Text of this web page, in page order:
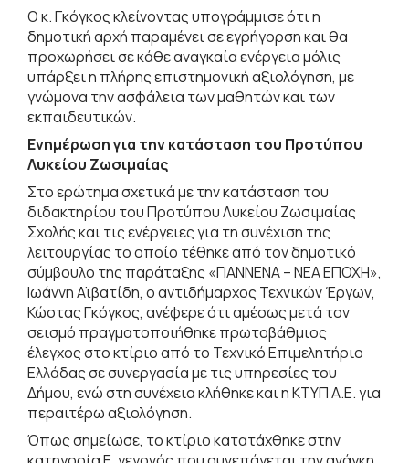
Ο κ. Γκόγκος κλείνοντας υπογράμμισε ότι η
δημοτική αρχή παραμένει σε εγρήγορση και θα
προχωρήσει σε κάθε αναγκαία ενέργεια μόλις
υπάρξει η πλήρης επιστημονική αξιολόγηση, με
γνώμονα την ασφάλεια των μαθητών και των
εκπαιδευτικών.
Ενημέρωση για την κατάσταση του Προτύπου
Λυκείου Ζωσιμαίας
Στο ερώτημα σχετικά με την κατάσταση του
διδακτηρίου του Προτύπου Λυκείου Ζωσιμαίας
Σχολής και τις ενέργειες για τη συνέχιση της
λειτουργίας το οποίο τέθηκε από τον δημοτικό
σύμβουλο της παράταξης «ΓΙΑΝΝΕΝΑ – ΝΕΑ ΕΠΟΧΗ»,
Ιωάννη Αϊβατίδη, ο αντιδήμαρχος Τεχνικών Έργων,
Κώστας Γκόγκος, ανέφερε ότι αμέσως μετά τον
σεισμό πραγματοποιήθηκε πρωτοβάθμιος
έλεγχος στο κτίριο από το Τεχνικό Επιμελητήριο
Ελλάδας σε συνεργασία με τις υπηρεσίες του
Δήμου, ενώ στη συνέχεια κλήθηκε και η ΚΤΥΠ Α.Ε. για
περαιτέρω αξιολόγηση.
Όπως σημείωσε, το κτίριο κατατάχθηκε στην